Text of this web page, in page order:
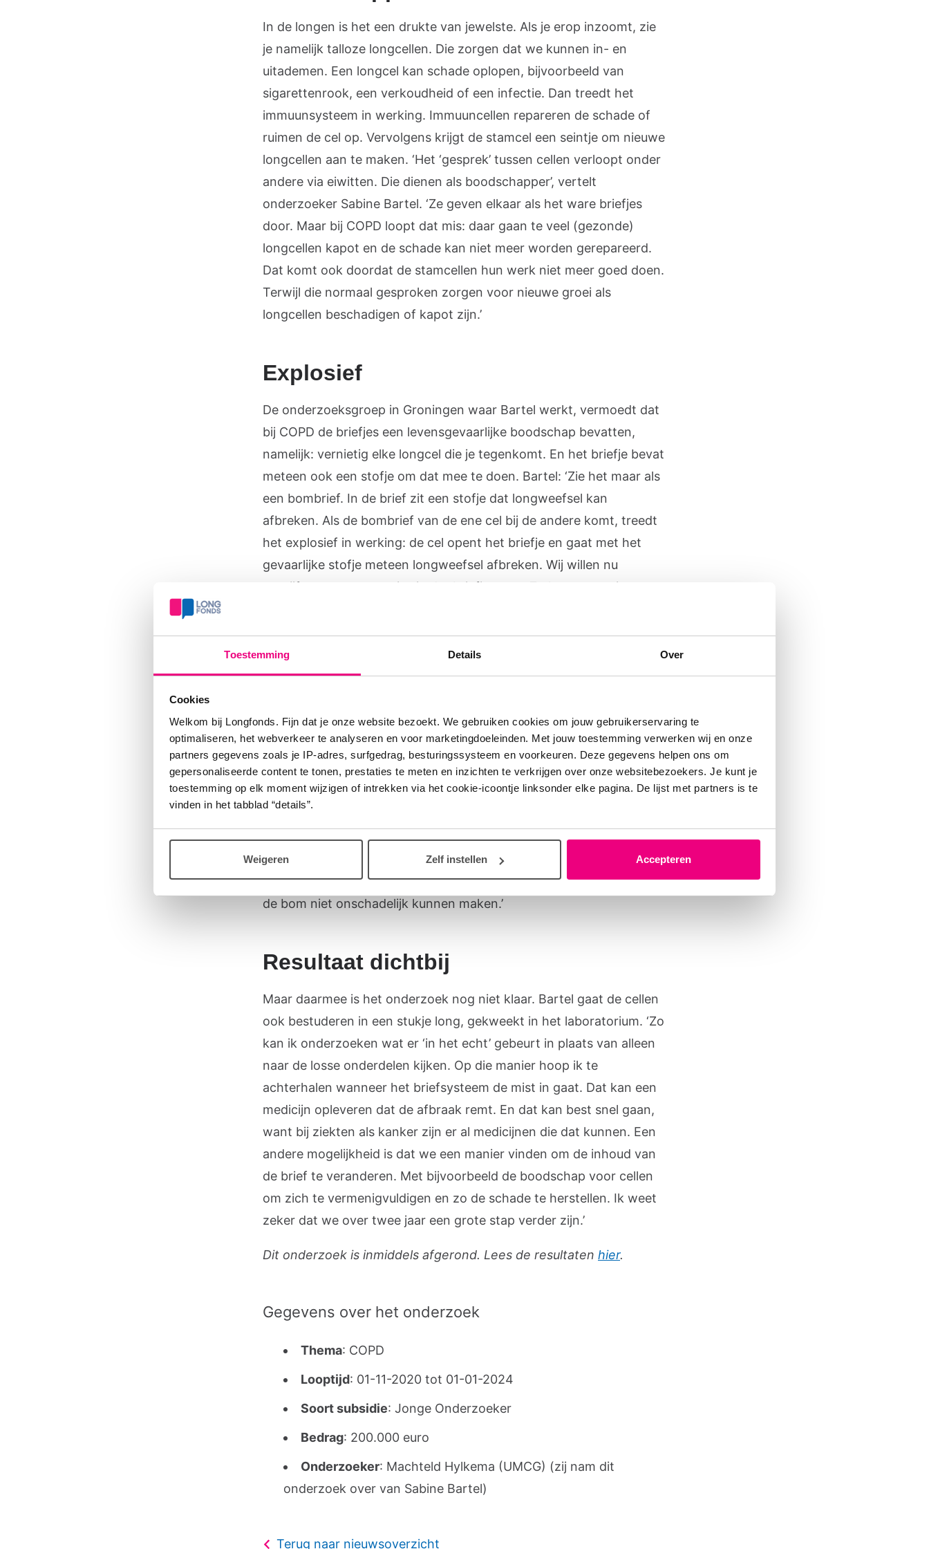
Toestemming Details Over
Cookies
Welkom bij Longfonds. Fijn dat je onze website bezoekt. We gebruiken cookies om jouw gebruikerservaring te
optimaliseren, het webverkeer te analyseren en voor marketingdoeleinden. Met jouw toestemming verwerken wij en onze
partners gegevens zoals je IP-adres, surfgedrag, besturingssysteem en voorkeuren. Deze gegevens helpen ons om
gepersonaliseerde content te tonen, prestaties te meten en inzichten te verkrijgen over onze websitebezoekers. Je kunt je
toestemming op elk moment wijzigen of intrekken via het cookie-icoontje linksonder elke pagina. De lijst met partners is te
vinden in het tabblad “details”.
Weigeren Zelf instellen Accepteren
In de longen is het een drukte van jewelste. Als je erop inzoomt, zie
je namelijk talloze longcellen. Die zorgen dat we kunnen in- en
uitademen. Een longcel kan schade oplopen, bijvoorbeeld van
sigarettenrook, een verkoudheid of een infectie. Dan treedt het
immuunsysteem in werking. Immuuncellen repareren de schade of
ruimen de cel op. Vervolgens krijgt de stamcel een seintje om nieuwe
longcellen aan te maken. ‘Het ‘gesprek’ tussen cellen verloopt onder
andere via eiwitten. Die dienen als boodschapper’, vertelt
onderzoeker Sabine Bartel. ‘Ze geven elkaar als het ware briefjes
door. Maar bij COPD loopt dat mis: daar gaan te veel (gezonde)
longcellen kapot en de schade kan niet meer worden gerepareerd.
Dat komt ook doordat de stamcellen hun werk niet meer goed doen.
Terwijl die normaal gesproken zorgen voor nieuwe groei als
longcellen beschadigen of kapot zijn.’
Explosief
De onderzoeksgroep in Groningen waar Bartel werkt, vermoedt dat
bij COPD de briefjes een levensgevaarlijke boodschap bevatten,
namelijk: vernietig elke longcel die je tegenkomt. En het briefje bevat
meteen ook een stofje om dat mee te doen. Bartel: ‘Zie het maar als
een bombrief. In de brief zit een stofje dat longweefsel kan
afbreken. Als de bombrief van de ene cel bij de andere komt, treedt
het explosief in werking: de cel opent het briefje en gaat met het
gevaarlijke stofje meteen longweefsel afbreken. Wij willen nu
ontcijferen wat er precies in dat briefje staat. Zo kunnen we iets
Ook willen we de bom in de brief onschadelijk maken.’
Geheimtaal
De eerste taak voor Bartel is om de geheimtaal in de brief te
ontrafelen. ‘Dat doe ik door de boodschapper apart te zetten. Met
speciale technieken kan ik die goed bestuderen. Ook kan ik de
en COPD-patiënten, zie ik de verschillen. Met weer een andere
techniek kan ik ook achterhalen wat er in de bom zit. Daarna
snappen we hopelijk waarom de bestaande medicijnen voor COPD
de bom niet onschadelijk kunnen maken.’
Resultaat dichtbij
Maar daarmee is het onderzoek nog niet klaar. Bartel gaat de cellen
ook bestuderen in een stukje long, gekweekt in het laboratorium. ‘Zo
kan ik onderzoeken wat er ‘in het echt’ gebeurt in plaats van alleen
naar de losse onderdelen kijken. Op die manier hoop ik te
achterhalen wanneer het briefsysteem de mist in gaat. Dat kan een
medicijn opleveren dat de afbraak remt. En dat kan best snel gaan,
want bij ziekten als kanker zijn er al medicijnen die dat kunnen. Een
andere mogelijkheid is dat we een manier vinden om de inhoud van
de brief te veranderen. Met bijvoorbeeld de boodschap voor cellen
om zich te vermenigvuldigen en zo de schade te herstellen. Ik weet
zeker dat we over twee jaar een grote stap verder zijn.’
Dit onderzoek is inmiddels afgerond. Lees de resultaten hier.
Gegevens over het onderzoek
Thema: COPD
Looptijd: 01-11-2020 tot 01-01-2024
Soort subsidie: Jonge Onderzoeker
Bedrag: 200.000 euro
Onderzoeker: Machteld Hylkema (UMCG) (zij nam dit
onderzoek over van Sabine Bartel)
Terug naar nieuwsoverzicht